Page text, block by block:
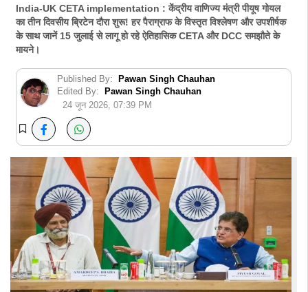
India-UK CETA implementation : केंद्रीय वाणिज्य मंत्री पीयूष गोयल
का तीन दिवसीय ब्रिटेन दौरा शुरू! हर पैराग्राफ के विस्तृत विश्लेषण और उपशीर्षक
के साथ जानें 15 जुलाई से लागू हो रहे ऐतिहासिक CETA और DCC समझौते के
मायने।
Published By:
Pawan Singh Chauhan
Edited By:
Pawan Singh Chauhan
24 जून 2026, 07:39 PM